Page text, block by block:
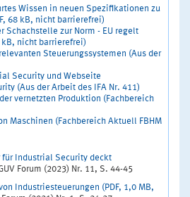
Wissen in neuen Spezifikationen zu
68 kB, nicht barrierefrei)
Schachstelle zur Norm - EU regelt
kB, nicht barrierefrei)
Steuerungssystemen (Aus der
Security und Webseite
(Aus der Arbeit des IFA Nr. 411)
vernetzten Produktion (Fachbereich
Maschinen (Fachbereich Aktuell FBHM
für Industrial Security deckt
Forum (2023) Nr. 11, S. 44-45
Industriesteuerungen (PDF, 1,0 MB,